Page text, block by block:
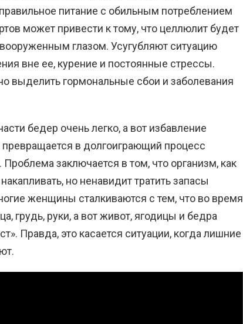
питание с обильным потреблением
может привести к тому, что целлюлит будет
глазом. Усугубляют ситуацию
вне ее, курение и постоянные стрессы.
выделить гормональные сбои и заболевания
бедер очень легко, а вот избавление
превращается в долгоиграющий процесс
заключается в том, что организм, как
но ненавидит тратить запасы
женщины сталкиваются с тем, что во время
грудь, руки, а вот живот, ягодицы и бедра
Правда, это касается ситуации, когда лишние